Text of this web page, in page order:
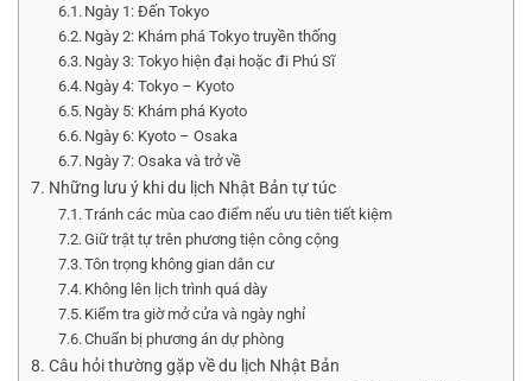
Ngày 1: Đến Tokyo
Ngày 2: Khám phá Tokyo truyền thống
Ngày 3: Tokyo hiện đại hoặc đi Phú Sĩ
Ngày 4: Tokyo – Kyoto
Ngày 5: Khám phá Kyoto
Ngày 6: Kyoto – Osaka
Ngày 7: Osaka và trở về
Những lưu ý khi du lịch Nhật Bản tự túc
Tránh các mùa cao điểm nếu ưu tiên tiết kiệm
Giữ trật tự trên phương tiện công cộng
Tôn trọng không gian dân cư
Không lên lịch trình quá dày
Kiểm tra giờ mở cửa và ngày nghỉ
Chuẩn bị phương án dự phòng
Câu hỏi thường gặp về du lịch Nhật Bản